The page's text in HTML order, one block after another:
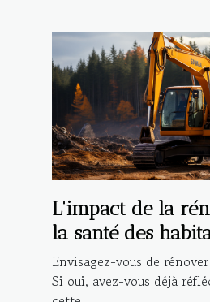
L'impact de la
la santé des
Envisagez-vous de
Si oui, avez-vous déjà